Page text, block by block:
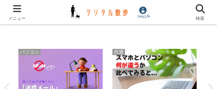
✿✿ デジタル川柳 更新しました ✿✿
パソコン 共通
メニュー 検索